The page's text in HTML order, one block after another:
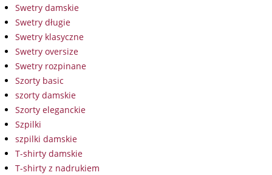
Swetry damskie
Swetry długie
Swetry klasyczne
Swetry oversize
Swetry rozpinane
Szorty basic
szorty damskie
Szorty eleganckie
Szpilki
szpilki damskie
T-shirty damskie
T-shirty z nadrukiem